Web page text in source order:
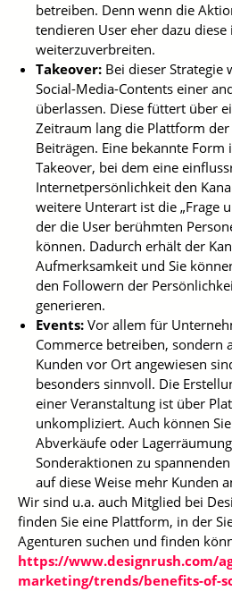
betreiben. Denn wenn die
tendieren User eher dazu
weiterzuverbreiten.
Takeover: Bei dieser
Social-Media-Contents einer
überlassen. Diese füttert über
Zeitraum lang die Plattform
Beiträgen. Eine bekannte Form
Takeover, bei dem eine
Internetpersönlichkeit den
weitere Unterart ist die „Frage
der die User berühmten
können. Dadurch erhält der
Aufmerksamkeit und Sie
den Followern der
generieren.
Events: Vor allem für
Commerce betreiben, sondern
Kunden vor Ort angewiesen
besonders sinnvoll. Die
einer Veranstaltung ist über
unkompliziert. Auch können
Abverkäufe oder
Sonderaktionen zu
auf diese Weise mehr Kunden
Wir sind u.a. auch Mitglied bei
finden Sie eine Plattform, in der
Agenturen suchen und finden
https://www.designrush.com/
marketing/trends/benefits-of-